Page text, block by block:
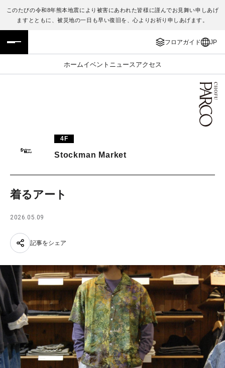
このたびの令和8年熊本地震により被害にあわれた皆様に謹んでお見舞い申しあげ
ますとともに、被災地の一日も早い復旧を、心よりお祈り申しあげます。
フロアガイド JP
ホームイベント ニュース アクセス
フロアガイド
施設案内・アクセス
TAX FREE
ENGLISH
繁体字
日本語
4F
Stockman Market
着るアート
2026.05.09
記事をシェア